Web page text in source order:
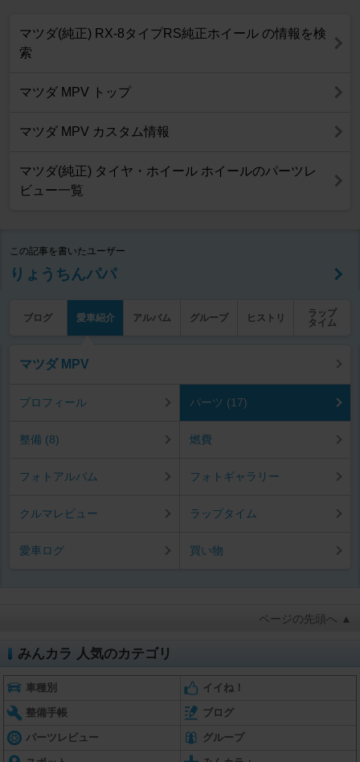
マツダ(純正) RX-8タイプRS純正ホイール の情報を検
索
マツダ MPV トップ
マツダ MPV カスタム情報
マツダ(純正) タイヤ・ホイール ホイールのパーツレ
ビュー一覧
この記事を書いたユーザー
りょうちんパパ
ブログ 愛車紹介 アルバム グループ ヒストリ
ラップ
タイム
マツダ MPV
プロフィール パーツ (17)
整備 (8) 燃費
フォトアルバム フォトギャラリー
クルマレビュー ラップタイム
愛車ログ 買い物
ページの先頭へ ▲
みんカラ 人気のカテゴリ
車種別 イイね！
整備手帳 ブログ
パーツレビュー グループ